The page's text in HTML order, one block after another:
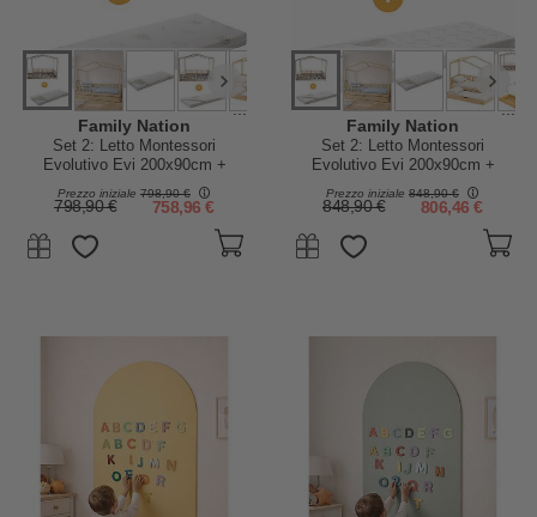
...
Family Nation
Set 2: Letto Montessori
Evolutivo Evi 200x90cm +
Materasso 12 cm Aloe Vera
Prezzo iniziale 798,90 €
798,90 € 758,96 €
...
Family Nation
Set 2: Letto Montessori
Evolutivo Evi 200x90cm +
Materasso 14 cm Antiacaro
Prezzo iniziale 848,90 €
848,90 € 806,46 €